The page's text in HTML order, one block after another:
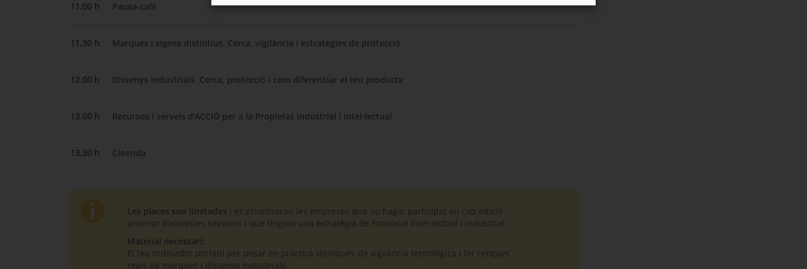
11.00 h Pausa-cafè
11.30 h Marques i signes distintius. Cerca, vigilància i estratègies de protecció
12.00 h Dissenys industrials. Cerca, protecció i com diferenciar el teu producte
13.00 h Recursos i serveis d’ACCIÓ per a la Propietat Industrial i Intel·lectual
13.30 h Cloenda
Les places son limitades i es prioritzaran les empreses que no hagin participat en cap edició
anterior d'aquestes sessions i que tinguin una estratègia de Propietat Intel·lectual i Industrial.
Material necessari:
El teu ordinador portàtil per posar en pràctica tècniques de vigilància tecnològica i fer cerques
reals de marques i dissenys industrials.